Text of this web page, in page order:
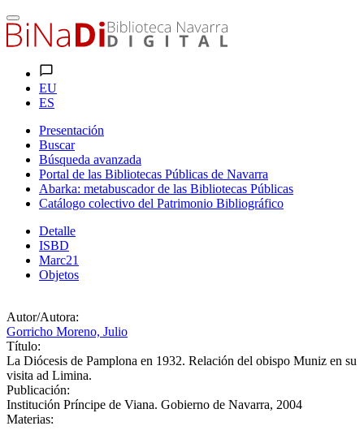
EU
ES
Presentación
Buscar
Búsqueda avanzada
Portal de las Bibliotecas Públicas de Navarra
Abarka: metabuscador de las Bibliotecas Públicas
Catálogo colectivo del Patrimonio Bibliográfico
Detalle
ISBD
Marc21
Objetos
Autor/Autora:
Gorricho Moreno, Julio
Título:
La Diócesis de Pamplona en 1932. Relación del obispo Muniz en su
visita ad Limina.
Publicación:
Institución Príncipe de Viana. Gobierno de Navarra, 2004
Materias: